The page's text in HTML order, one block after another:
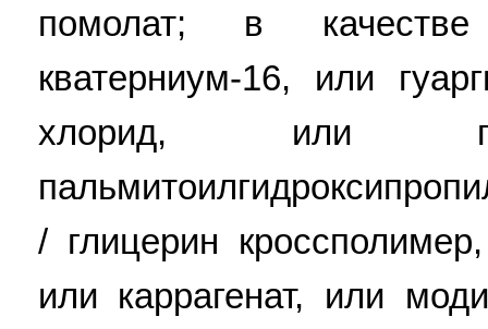
помолат; в
кватерниум-16, или
хлорид, или
/ глицерин
или каррагенат, или